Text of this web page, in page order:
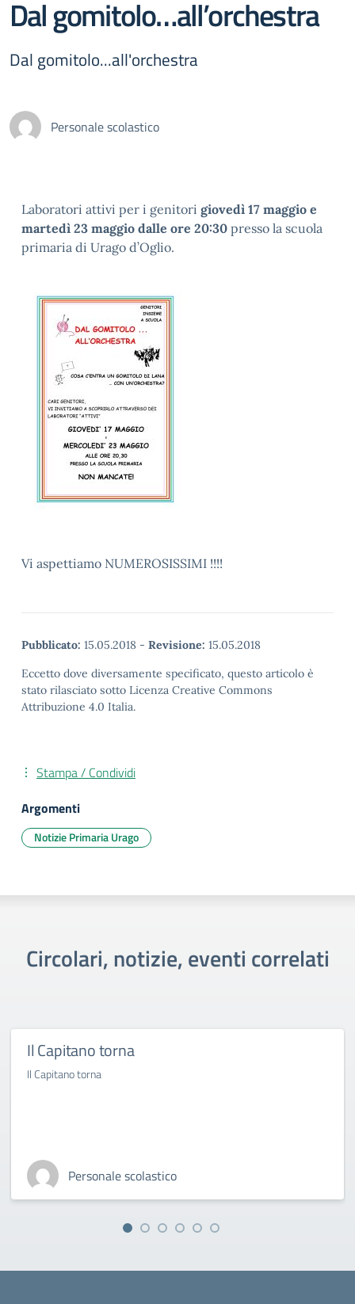
Dal gomitolo…all’orchestra
Dal gomitolo...all'orchestra
Personale scolastico
Laboratori attivi per i genitori giovedì 17 maggio e
martedì 23 maggio dalle ore 20:30 presso la scuola
primaria di Urago d’Oglio.
Vi aspettiamo NUMEROSISSIMI !!!!
Pubblicato: 15.05.2018 - Revisione: 15.05.2018
Eccetto dove diversamente specificato, questo articolo è
stato rilasciato sotto Licenza Creative Commons
Attribuzione 4.0 Italia.
Stampa / Condividi
Argomenti
Notizie Primaria Urago
Circolari, notizie, eventi correlati
Il Capitano torna
Il Capitano torna
Personale scolastico